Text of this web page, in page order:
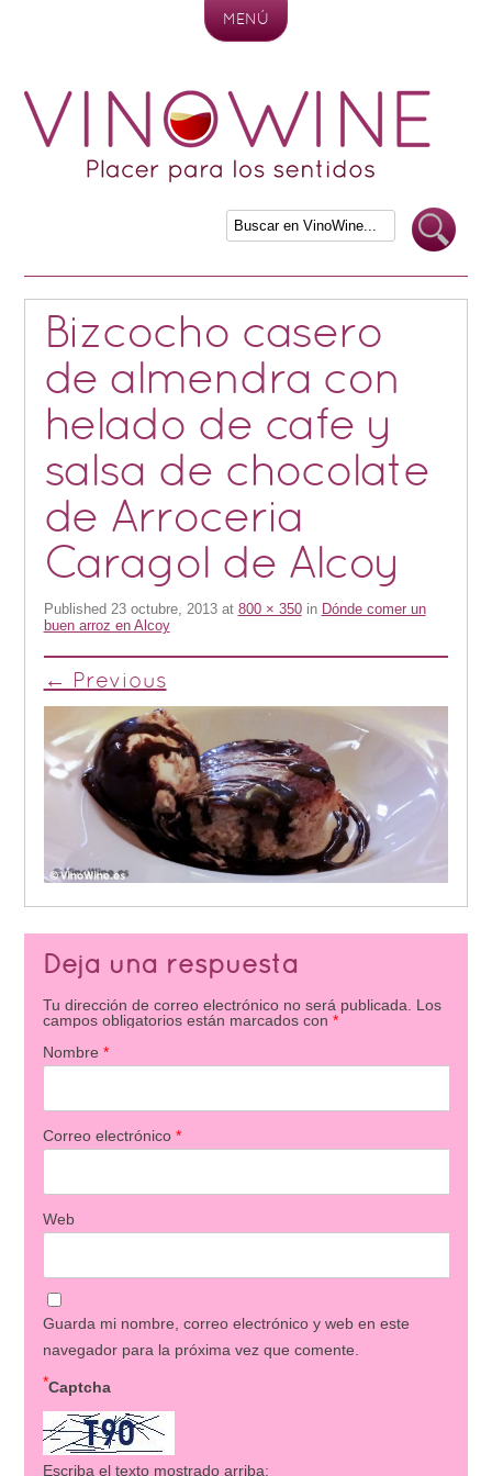
MENÚ
Bizcocho casero
de almendra con
helado de cafe y
salsa de chocolate
de Arroceria
Caragol de Alcoy
Published 23 octubre, 2013at 800 × 350in Dónde comer un
buen arroz en Alcoy
← Previous
Deja una respuesta
Tu dirección de correo electrónico no será publicada.
Los
campos obligatorios están marcados con *
Nombre *
Correo electrónico *
Web
Guarda mi nombre, correo electrónico y web en este
navegador para la próxima vez que comente.
Captcha
*
Escriba el texto mostrado arriba: